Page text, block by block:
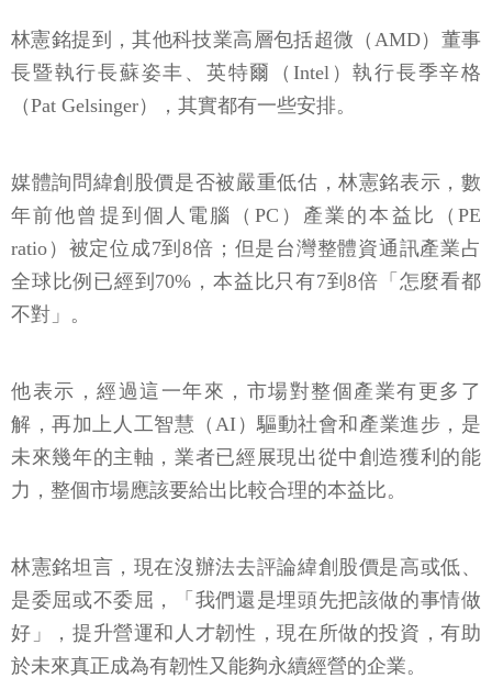
林憲銘提到，其他科技業高層包括超微（AMD）董事
長暨執行長蘇姿丰、英特爾（Intel）執行長季辛格
（Pat Gelsinger），其實都有一些安排。
媒體詢問緯創股價是否被嚴重低估，林憲銘表示，數
年前他曾提到個人電腦（PC）產業的本益比（PE
ratio）被定位成7到8倍；但是台灣整體資通訊產業占
全球比例已經到70%，本益比只有7到8倍「怎麼看都
不對」。
他表示，經過這一年來，市場對整個產業有更多了
解，再加上人工智慧（AI）驅動社會和產業進步，是
未來幾年的主軸，業者已經展現出從中創造獲利的能
力，整個市場應該要給出比較合理的本益比。
林憲銘坦言，現在沒辦法去評論緯創股價是高或低、
是委屈或不委屈，「我們還是埋頭先把該做的事情做
好」，提升營運和人才韌性，現在所做的投資，有助
於未來真正成為有韌性又能夠永續經營的企業。